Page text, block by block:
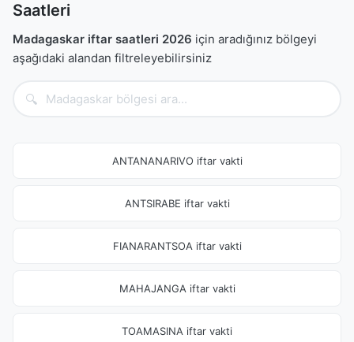
Saatleri
Madagaskar iftar saatleri 2026 için aradığınız bölgeyi
aşağıdaki alandan filtreleyebilirsiniz
🔍
ANTANANARIVO iftar vakti
ANTSIRABE iftar vakti
FIANARANTSOA iftar vakti
MAHAJANGA iftar vakti
TOAMASINA iftar vakti